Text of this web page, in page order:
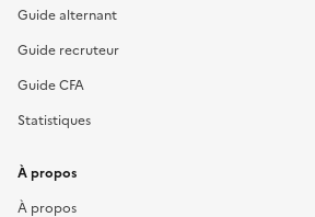
Guide alternant
Guide recruteur
Guide CFA
Statistiques
À propos
À propos